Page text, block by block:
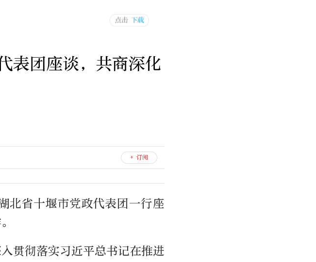
表团座谈，共商深化
+ 订阅
北省十堰市党政代表团一行座
贯彻落实习近平总书记在推进